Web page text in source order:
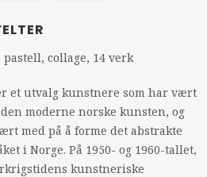
collage, 14 verk
et utvalg kunstnere som har vært
moderne norske kunsten, og
med på å forme det abstrakte
i Norge. På 1950- og 1960-tallet,
kunstneriske